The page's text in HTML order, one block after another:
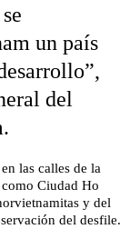
un país
del
las calles de la
Ciudad Ho
y del
del desfile.